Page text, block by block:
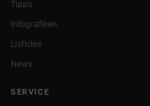
Tipps
Infografiken
Listicles
News
SERVICE